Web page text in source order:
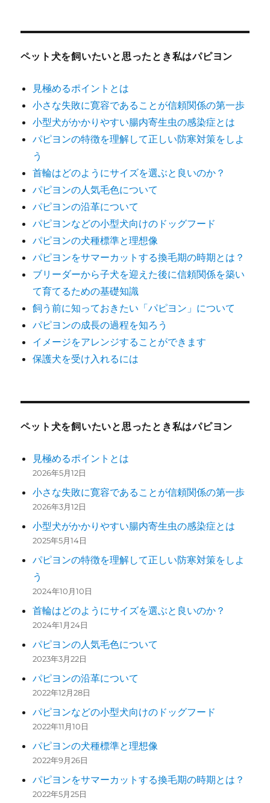
ペット犬を飼いたいと思ったとき私はパピヨン
見極めるポイントとは
小さな失敗に寛容であることが信頼関係の第一歩
小型犬がかかりやすい腸内寄生虫の感染症とは
パピヨンの特徴を理解して正しい防寒対策をしよ
う
首輪はどのようにサイズを選ぶと良いのか？
パピヨンの人気毛色について
パピヨンの沿革について
パピヨンなどの小型犬向けのドッグフード
パピヨンの犬種標準と理想像
パピヨンをサマーカットする換毛期の時期とは？
ブリーダーから子犬を迎えた後に信頼関係を築い
て育てるための基礎知識
飼う前に知っておきたい「パピヨン」について
パピヨンの成長の過程を知ろう
イメージをアレンジすることができます
保護犬を受け入れるには
ペット犬を飼いたいと思ったとき私はパピヨン
見極めるポイントとは
2026年5月12日
小さな失敗に寛容であることが信頼関係の第一歩
2026年3月12日
小型犬がかかりやすい腸内寄生虫の感染症とは
2025年5月14日
パピヨンの特徴を理解して正しい防寒対策をしよ
う
2024年10月10日
首輪はどのようにサイズを選ぶと良いのか？
2024年1月24日
パピヨンの人気毛色について
2023年3月22日
パピヨンの沿革について
2022年12月28日
パピヨンなどの小型犬向けのドッグフード
2022年11月10日
パピヨンの犬種標準と理想像
2022年9月26日
パピヨンをサマーカットする換毛期の時期とは？
2022年5月25日